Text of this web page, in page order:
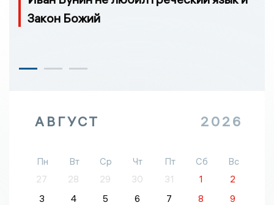
Закон Божий
АВГУСТ 2026
Пн Вт Ср Чт Пт Сб
Вс
27
28 29 30 31 1
2
3
4 5 6 7 8
9